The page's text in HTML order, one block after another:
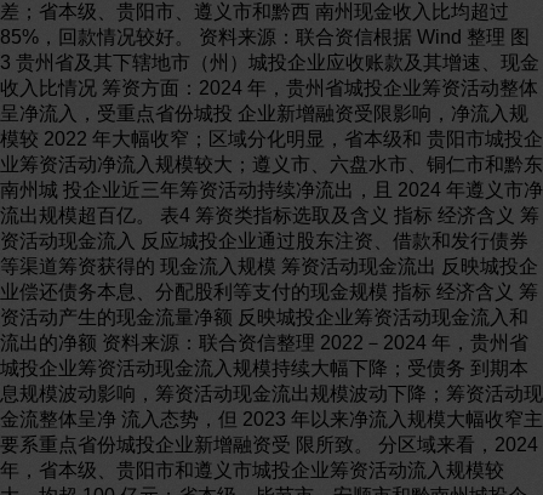
差；省本级、贵阳市、遵义市和黔西 南州现金收入比均超过
85%，回款情况较好。 资料来源：联合资信根据 Wind 整理 图
3 贵州省及其下辖地市（州）城投企业应收账款及其增速、现金
收入比情况 筹资方面：2024 年，贵州省城投企业筹资活动整体
呈净流入，受重点省份城投 企业新增融资受限影响，净流入规
模较 2022 年大幅收窄；区域分化明显，省本级和 贵阳市城投企
业筹资活动净流入规模较大；遵义市、六盘水市、铜仁市和黔东
南州城 投企业近三年筹资活动持续净流出，且 2024 年遵义市净
流出规模超百亿。 表4 筹资类指标选取及含义 指标 经济含义 筹
资活动现金流入 反应城投企业通过股东注资、借款和发行债券
等渠道筹资获得的 现金流入规模 筹资活动现金流出 反映城投企
业偿还债务本息、分配股利等支付的现金规模 指标 经济含义 筹
资活动产生的现金流量净额 反映城投企业筹资活动现金流入和
流出的净额 资料来源：联合资信整理 2022－2024 年，贵州省
城投企业筹资活动现金流入规模持续大幅下降；受债务 到期本
息规模波动影响，筹资活动现金流出规模波动下降；筹资活动现
金流整体呈净 流入态势，但 2023 年以来净流入规模大幅收窄主
要系重点省份城投企业新增融资受 限所致。 分区域来看，2024
年，省本级、贵阳市和遵义市城投企业筹资活动流入规模较